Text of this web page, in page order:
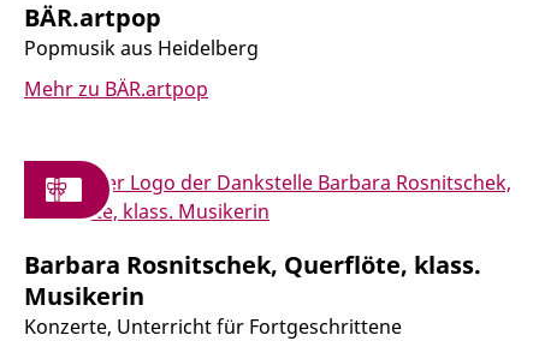
BÄR.artpop
Popmusik aus Heidelberg
Mehr zu BÄR.artpop
Barbara Rosnitschek, Querflöte, klass.
Musikerin
Konzerte, Unterricht für Fortgeschrittene